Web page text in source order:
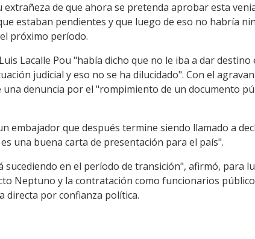
extrañeza de que ahora se pretenda aprobar esta
estaban pendientes y que luego de eso no habría
próximo período.
Lacalle Pou "había dicho que no le iba a dar
judicial y eso no se ha dilucidado". Con el
una denuncia por el "rompimiento de un documento
embajador que después termine siendo llamado a
una buena carta de presentación para el país".
sucediendo en el período de transición", afirmó, para
Neptuno y la contratación como funcionarios
directa por confianza política.